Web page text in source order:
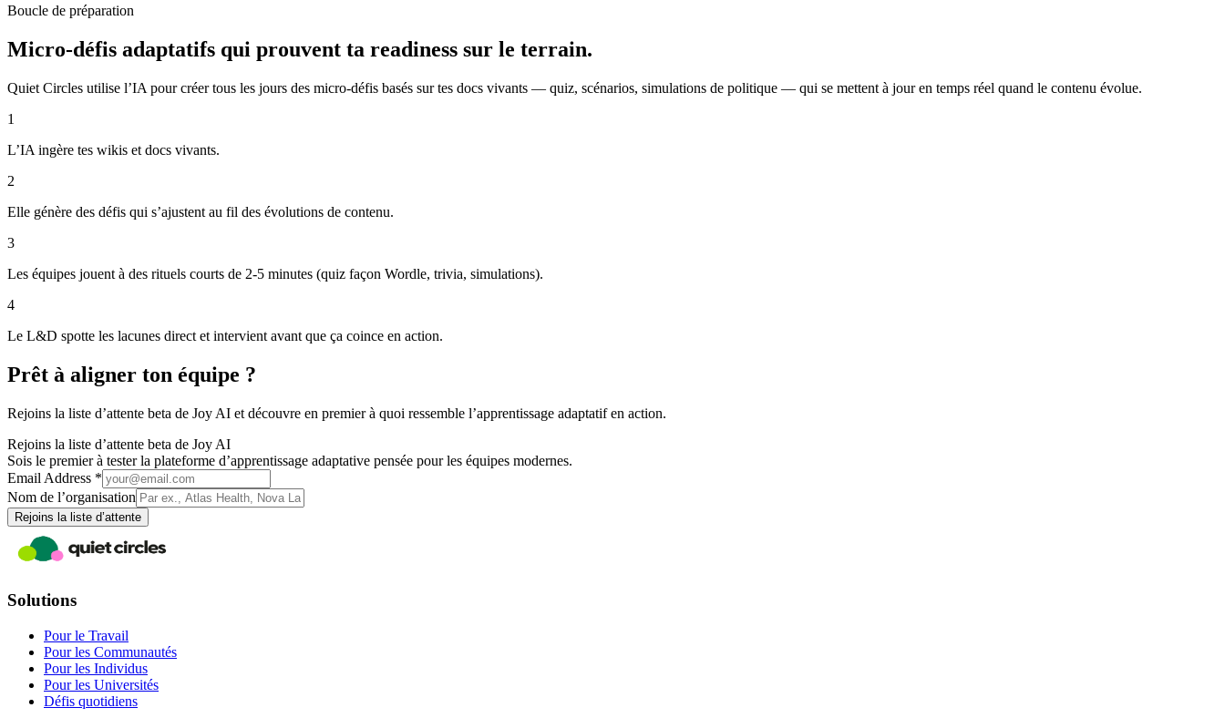
Boucle de préparation
Micro-défis adaptatifs qui prouvent ta readiness sur le terrain.
Quiet Circles utilise l’IA pour créer tous les jours des micro-défis basés sur tes docs vivants — quiz, scénarios, simulations de politique — qui se mettent à jour en temps réel quand le contenu évolue.
1
L’IA ingère tes wikis et docs vivants.
2
Elle génère des défis qui s’ajustent au fil des évolutions de contenu.
3
Les équipes jouent à des rituels courts de 2-5 minutes (quiz façon Wordle, trivia, simulations).
4
Le L&D spotte les lacunes direct et intervient avant que ça coince en action.
Prêt à aligner ton équipe ?
Rejoins la liste d’attente beta de Joy AI et découvre en premier à quoi ressemble l’apprentissage adaptatif en action.
Rejoins la liste d’attente beta de Joy AI
Sois le premier à tester la plateforme d’apprentissage adaptative pensée pour les équipes modernes.
Email Address *
Nom de l’organisation
Rejoins la liste d’attente
Solutions
Pour le Travail
Pour les Communautés
Pour les Individus
Pour les Universités
Défis quotidiens